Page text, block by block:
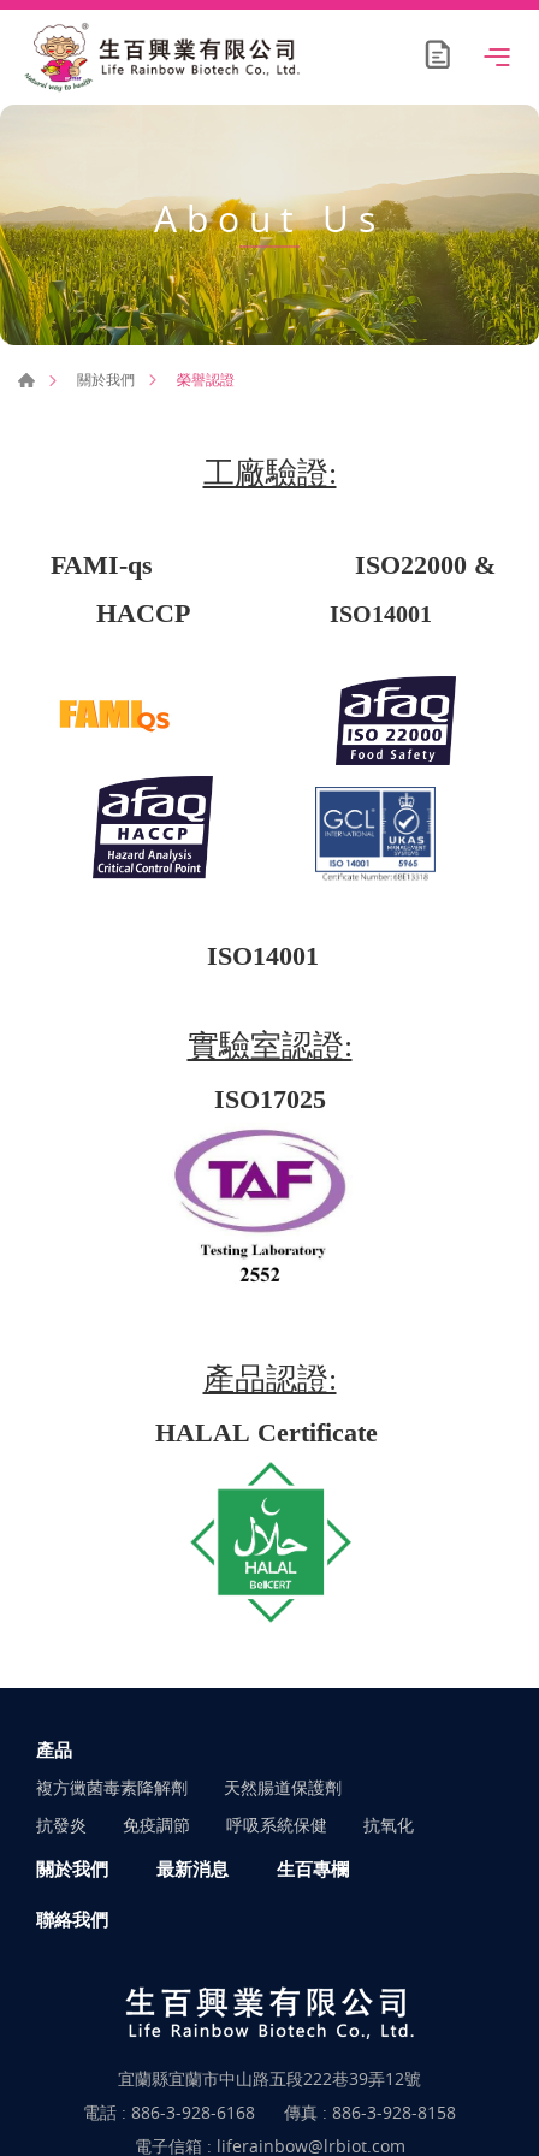
About Us
關於我們 榮譽認證
工廠驗證:
FAMI-qs ISO22000 &
HACCP
ISO14001
ISO14001
實驗室認證:
ISO17025
產品認證:
HALAL Certificate
產品
複方黴菌毒素降解劑
天然腸道保護劑
抗發炎
免疫調節 呼吸系統保健 抗氧化
關於我們 最新消息 生百專欄
聯絡我們
宜蘭縣宜蘭市中山路五段222巷39弄12號
電話 : 886-3-928-6168
傳真 : 886-3-928-8158
電子信箱 : liferainbow@lrbiot.com